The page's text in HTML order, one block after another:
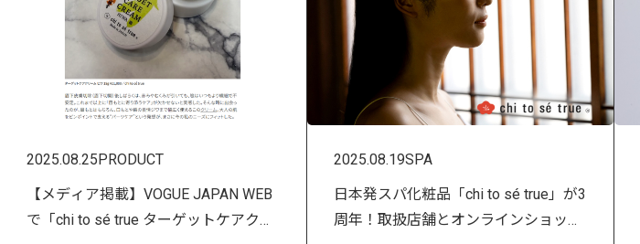
2025.08.25 PRODUCT
【メディア掲載】VOGUE JAPAN WEB
で「chi to sé true ターゲットケアクリ
2025.08.19SPA
日本発スパ化粧品「chi to sé true」が3
周年！取扱店舗とオンラインショップ